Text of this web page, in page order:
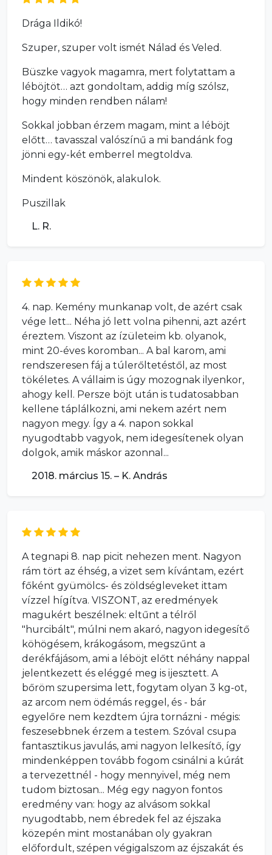
Drága Ildikó!
Szuper, szuper volt ismét Nálad és Veled.
Büszke vagyok magamra, mert folytattam a
léböjtöt… azt gondoltam, addig míg szólsz,
hogy minden rendben nálam!
Sokkal jobban érzem magam, mint a léböjt
előtt… tavasszal valószínű a mi bandánk fog
jönni egy-két emberrel megtoldva.
Mindent köszönök, alakulok.
Puszillak
L. R.
4. nap. Kemény munkanap volt, de azért csak
vége lett... Néha jó lett volna pihenni, azt azért
éreztem. Viszont az ízületeim kb. olyanok,
mint 20-éves koromban... A bal karom, ami
rendszeresen fáj a túlerőltetéstől, az most
tökéletes. A vállaim is úgy mozognak ilyenkor,
ahogy kell. Persze böjt után is tudatosabban
kellene táplálkozni, ami nekem azért nem
nagyon megy. Így a 4. napon sokkal
nyugodtabb vagyok, nem idegesítenek olyan
dolgok, amik máskor azonnal...
2018. március 15. – K. András
A tegnapi 8. nap picit nehezen ment. Nagyon
rám tört az éhség, a vizet sem kívántam, ezért
főként gyümölcs- és zöldségleveket ittam
vízzel hígítva. VISZONT, az eredmények
magukért beszélnek: eltűnt a télről
"hurcibált", múlni nem akaró, nagyon idegesítő
köhögésem, krákogásom, megszűnt a
derékfájásom, ami a léböjt előtt néhány nappal
jelentkezett és eléggé meg is ijesztett. A
bőröm szupersima lett, fogytam olyan 3 kg-ot,
az arcom nem ödémás reggel, és - bár
egyelőre nem kezdtem újra tornázni - mégis:
feszesebbnek érzem a testem. Szóval csupa
fantasztikus javulás, ami nagyon lelkesítő, így
mindenképpen tovább fogom csinálni a kúrát
a tervezettnél - hogy mennyivel, még nem
tudom biztosan... Még egy nagyon fontos
eredmény van: hogy az alvásom sokkal
nyugodtabb, nem ébredek fel az éjszaka
közepén mint mostanában oly gyakran
előfordult, szépen végigalszom az éjszakát és